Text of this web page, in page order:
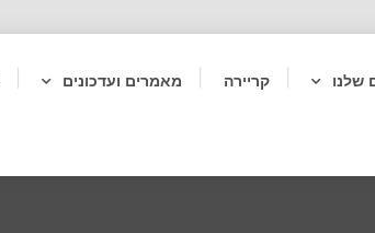
שלנו קריירה מאמרים ועדכונים